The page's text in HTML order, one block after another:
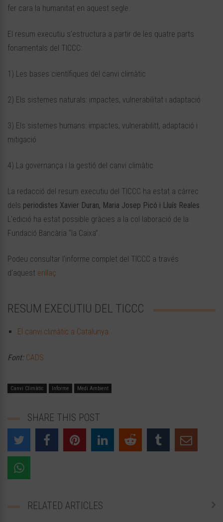
fer cara la humanitat en aquest segle.
El resum executiu s’estructura a partir de les quatre parts
fonamentals del TICCC:
1) Les bases científiques del canvi climàtic
2) Els sistemes naturals: impactes, vulnerabilitat i adaptació
3) Els sistemes humans: impactes, vulnerabilitt, adaptació i
mitigació
4) La governança i la gestió del canvi climàtic
La redacció del resum executiu del TICCC ha estat a càrrec
dels periodistes Xavier Duran, Maria Josep Picó i Lluís Reales.
L’edició ha estat possible gràcies a la col·laboració de la
Fundació Bancària “la Caixa”.
Podeu consultar l’informe complet del TICCC a través
d’aquest enllaç.
RESUM EXECUTIU DEL TICCC
El canvi climàtic a Catalunya
Font: CADS
Canvi Climàtic Informe Medi Ambient
SHARE THIS POST
RELATED ARTICLES